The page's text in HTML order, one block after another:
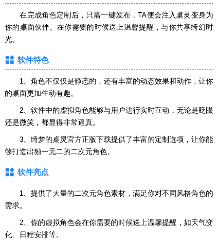
在完成角色定制后，只需一键发布，TA便会注入桌灵变身为
你的桌面伙伴。在你需要的时候送上温馨提醒，与你共享绮幻时
光。
软件特色
1、角色不仅仅是静态的，还有丰富的动态效果和动作，让你
的桌面更加生动有趣。
2、软件中的虚拟角色能够与用户进行实时互动，无论是眨眼
还是微笑，都显得非常逼真。
3、绮梦的桌灵官方正版下载提供了丰富的定制选项，让你能
够打造出独一无二的二次元角色。
软件亮点
1、提供了大量的二次元角色素材，满足你对不同风格角色的
需求。
2、你的虚拟角色会在你需要的时候送上温馨提醒，如天气变
化、日程安排等。